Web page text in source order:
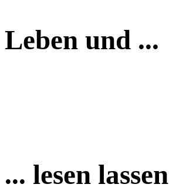
Leben und ...
... lesen lassen